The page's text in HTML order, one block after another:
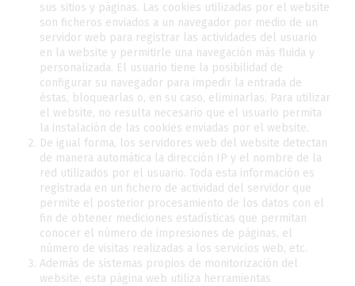
sus sitios y páginas. Las cookies utilizadas por el website
son ficheros enviados a un navegador por medio de un
servidor web para registrar las actividades del usuario
en la website y permitirle una navegación más fluida y
personalizada. El usuario tiene la posibilidad de
configurar su navegador para impedir la entrada de
éstas, bloquearlas o, en su caso, eliminarlas. Para utilizar
el website, no resulta necesario que el usuario permita
la instalación de las cookies enviadas por el website.
De igual forma, los servidores web del website detectan
de manera automática la dirección IP y el nombre de la
red utilizados por el usuario. Toda esta información es
registrada en un fichero de actividad del servidor que
permite el posterior procesamiento de los datos con el
fin de obtener mediciones estadísticas que permitan
conocer el número de impresiones de páginas, el
número de visitas realizadas a los servicios web, etc.
Además de sistemas propios de monitorización del
website, esta página web utiliza herramientas